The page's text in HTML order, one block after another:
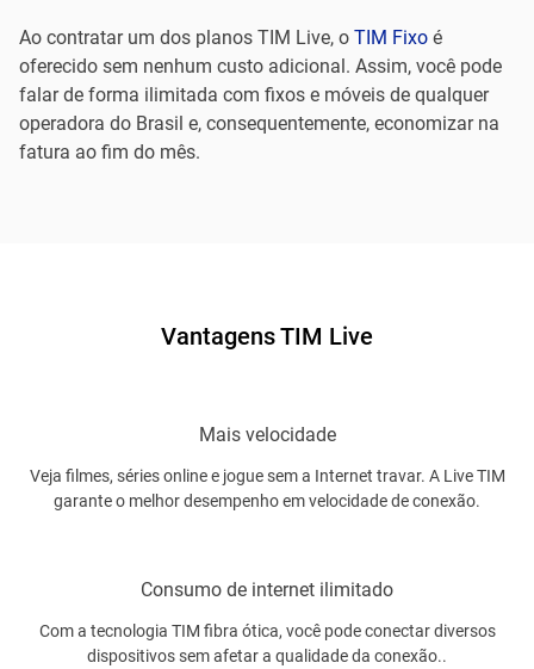
Ao contratar um dos planos TIM Live, o TIM Fixo é
oferecido sem nenhum custo adicional. Assim, você pode
falar de forma ilimitada com fixos e móveis de qualquer
operadora do Brasil e, consequentemente, economizar na
fatura ao fim do mês.
Vantagens TIM Live
Mais velocidade
Veja filmes, séries online e jogue sem a Internet travar. A Live TIM
garante o melhor desempenho em velocidade de conexão.
Consumo de internet ilimitado
Com a tecnologia TIM fibra ótica, você pode conectar diversos
dispositivos sem afetar a qualidade da conexão..